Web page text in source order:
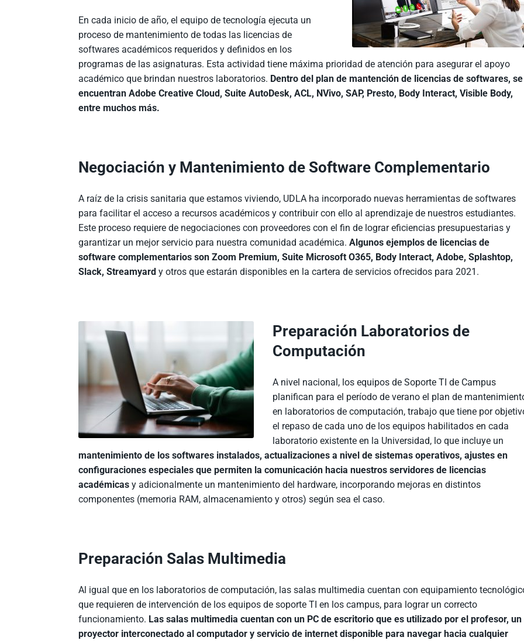
En cada inicio de año, el equipo de tecnología ejecuta un
proceso de mantenimiento de todas las licencias de
softwares académicos requeridos y definidos en los
programas de las asignaturas. Esta actividad tiene máxima prioridad de atención para asegurar el apoyo
académico que brindan nuestros laboratorios. Dentro del plan de mantención de licencias de softwares, se
encuentran Adobe Creative Cloud, Suite AutoDesk, ACL, NVivo, SAP, Presto, Body Interact, Visible Body,
entre muchos más.
Negociación y Mantenimiento de Software Complementario
A raíz de la crisis sanitaria que estamos viviendo, UDLA ha incorporado nuevas herramientas de softwares
para facilitar el acceso a recursos académicos y contribuir con ello al aprendizaje de nuestros estudiantes.
Este proceso requiere de negociaciones con proveedores con el fin de lograr eficiencias presupuestarias y
garantizar un mejor servicio para nuestra comunidad académica.Algunos ejemplos de licencias de
software complementarios son Zoom Premium, Suite Microsoft O365, Body Interact, Adobe, Splashtop,
Slack, Streamyard y otros que estarán disponibles en la cartera de servicios ofrecidos para 2021.
Preparación Laboratorios de
Computación
A nivel nacional, los equipos de Soporte TI de Campus
planifican para el período de verano el plan de
en laboratorios de computación, trabajo que tiene por
el repaso de cada uno de los equipos habilitados en cada
laboratorio existente en la Universidad, lo que incluye un
mantenimiento de los softwares instalados, actualizaciones a nivel de sistemas operativos, ajustes en
configuraciones especiales que permiten la comunicación hacia nuestros servidores de licencias
académicas y adicionalmente un mantenimiento del hardware, incorporando mejoras en distintos
componentes (memoria RAM, almacenamiento y otros) según sea el caso.
Preparación Salas Multimedia
Al igual que en los laboratorios de computación, las salas multimedia cuentan con equipamiento
que requieren de intervención de los equipos de soporte TI en los campus, para lograr un correcto
funcionamiento. Las salas multimedia cuentan con un PC de escritorio que es utilizado por el profesor, un
proyector interconectado al computador y servicio de internet disponible para navegar hacia cualquier